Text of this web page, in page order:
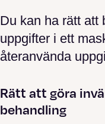
Du kan ha rätt att
uppgifter i ett
återanvända
Rätt att göra
behandling